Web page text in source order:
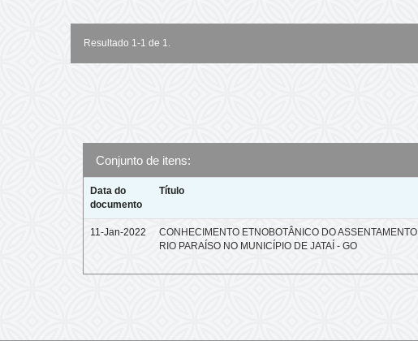
Resultado 1-1 de 1.
Conjunto de itens:
Data do
documento
Título
11-Jan-2022
CONHECIMENTO ETNOBOTÂNICO DO ASSENTAMENTO
RIO PARAÍSO NO MUNICÍPIO DE JATAÍ - GO